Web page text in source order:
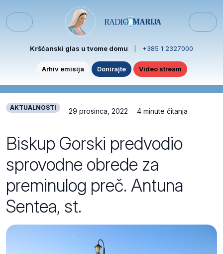
Menu
Kršćanski glas u tvome domu +385 1 2327000
Arhiv emisija Donirajte Video stream
AKTUALNOSTI 29 prosinca, 2022 4 minute čitanja
Biskup Gorski predvodio
sprovodne obrede za
preminulog preč. Antuna
Sentea, st.